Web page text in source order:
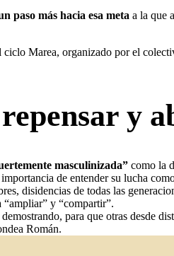
paso más hacia esa meta a la que
Marea, organizado por el
y
masculinizada” como la
de entender su lucha
disidencias de todas las
“ampliar” y “compartir”.
demostrando, para que otras desde
Román.